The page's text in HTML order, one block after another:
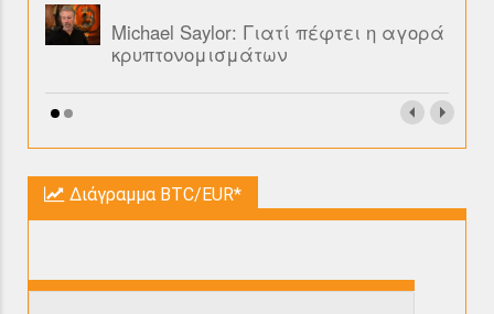
Michael Saylor: Γιατί πέφτει η αγορά
κρυπτονομισμάτων
Διάγραμμα BTC/EUR*